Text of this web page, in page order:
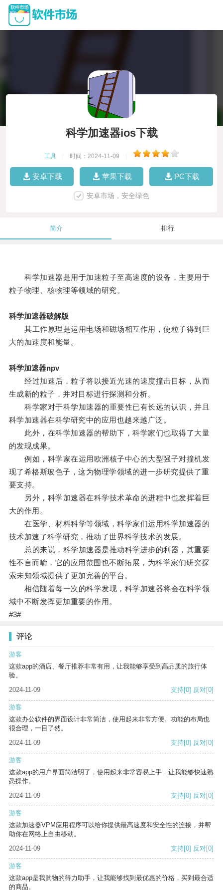
科学加速器ios下载
工具 时间：2024-11-09
安卓下载 苹果下载 PC下载
安卓市场，安全绿色
简介 排行
科学加速器是用于加速粒子至高速度的设备，主要用于
粒子物理、核物理等领域的研究。
科学加速器破解版
其工作原理是运用电场和磁场相互作用，使粒子得到巨
大的加速度和能量。
科学加速器npv
经过加速后，粒子将以接近光速的速度撞击目标，从而
生成新的粒子，并对目标进行探测和分析。
科学家对于科学加速器的重要性已有长远的认识，并且
科学加速器在科学研究中的应用也越来越广泛。
此外，在科学加速器的帮助下，科学家们也取得了大量
的发现成果。
例如，科学家在运用欧洲核子中心的大型强子对撞机发
现了希格斯玻色子，这为物理学领域的进一步研究提供了重
要支持。
另外，科学加速器在科学技术革命的进程中也发挥着巨
大的作用。
在医学、材料科学等领域，科学家们运用科学加速器的
技术加速了科学研究，推动了世界科学技术的发展。
总的来说，科学加速器是推动科学进步的利器，其重要
性不言而喻，它的应用范围也不断拓展，为科学家们研究探
索未知领域提供了更加完善的平台。
相信随着每一次的科学发现，科学加速器将会在科学领
域中不断发挥更加重要的作用。
#3#
评论
游客
这款app的酒店、餐厅推荐非常有用，让我能够享受到高品质的旅行体
验。
2024-11-09
支持[0] 反对[0]
游客
这款办公软件的界面设计非常简洁，使用起来非常方便。功能的布局也
很合理，一目了然。
2024-11-09
支持[0] 反对[0]
游客
这款app的用户界面简洁明了，使用起来非常容易上手，让我能够快速熟
悉操作。
2024-11-09
支持[0] 反对[0]
游客
这款加速器VPM应用程序可以给你提供最高速度和安全性的连接，并帮
助你在网络上自由移动。
2024-11-09
支持[0] 反对[0]
游客
这款app是我购物的得力助手，让我能够找到最优惠的价格，买到最合适
的商品。